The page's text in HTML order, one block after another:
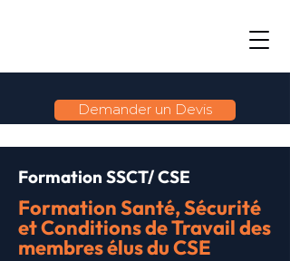
Demander un Devis
Formation SSCT/ CSE
Formation Santé, Sécurité
et Conditions de Travail des
membres élus du CSE